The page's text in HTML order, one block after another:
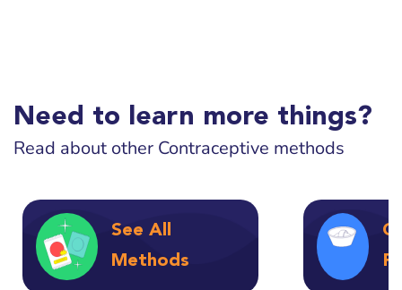
Need to learn more things?
Read about other Contraceptive methods
See All
Methods